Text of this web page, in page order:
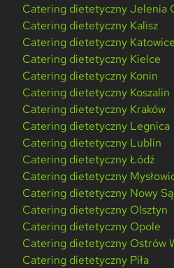
Catering dietetyczny Jelenia
Catering dietetyczny Kalisz
Catering dietetyczny Katowice
Catering dietetyczny Kielce
Catering dietetyczny Konin
Catering dietetyczny Koszalin
Catering dietetyczny Kraków
Catering dietetyczny Legnica
Catering dietetyczny Lublin
Catering dietetyczny Łódź
Catering dietetyczny
Catering dietetyczny Nowy
Catering dietetyczny Olsztyn
Catering dietetyczny Opole
Catering dietetyczny Ostrów
Catering dietetyczny Piła